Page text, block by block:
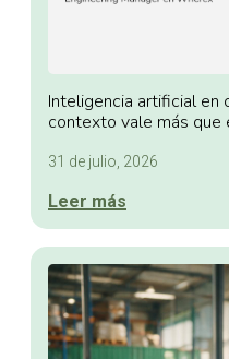
Inteligencia artificial en
contexto vale más que
31 de julio, 2026
Leer más